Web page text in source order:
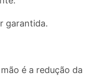
garantida.
é a redução da